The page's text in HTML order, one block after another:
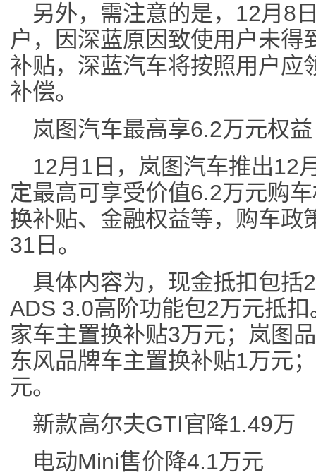
另外，需注意的是，12月8
户，因深蓝原因致使用户未得
补贴，深蓝汽车将按照用户应
补偿。
岚图汽车最高享6.2万元权益
12月1日，岚图汽车推出12
定最高可享受价值6.2万元购
换补贴、金融权益等，购车政
31日。
具体内容为，现金抵扣包括
ADS 3.0高阶功能包2万元抵
家车主置换补贴3万元；岚图
东风品牌车主置换补贴1万元
元。
新款高尔夫GTI官降1.49万
电动Mini售价降4.1万元